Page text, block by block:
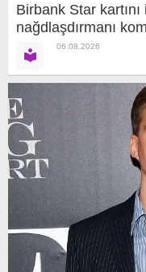
Birbank Star
nağdlaşdırmanı
06.08.2026